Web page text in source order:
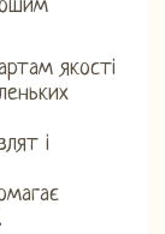
якості
і